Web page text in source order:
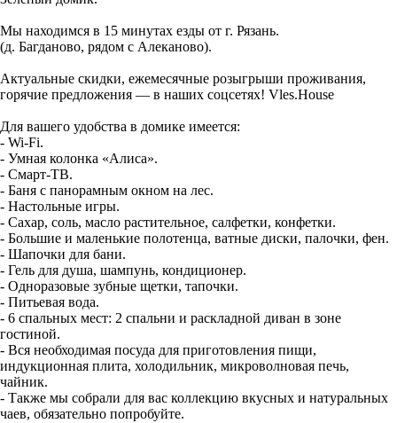
Мы находимся в 15 минутах езды от г. Рязань.
(д. Багданово, рядом с Алеканово).
Актуальные скидки, ежемесячные розыгрыши проживания,
горячие предложения — в наших соцсетях! Vles.House
Для вашего удобства в домике имеется:
- Wi-Fi.
- Умная колонка «Алиса».
- Смарт-ТВ.
- Баня с панорамным окном на лес.
- Настольные игры.
- Сахар, соль, масло растительное, салфетки, конфетки.
- Большие и маленькие полотенца, ватные диски, палочки, фен.
- Шапочки для бани.
- Гель для душа, шампунь, кондиционер.
- Одноразовые зубные щетки, тапочки.
- Питьевая вода.
- 6 спальных мест: 2 спальни и раскладной диван в зоне
гостиной.
- Вся необходимая посуда для приготовления пищи,
индукционная плита, холодильник, микроволновая печь,
чайник.
- Также мы собрали для вас коллекцию вкусных и натуральных
чаев, обязательно попробуйте.